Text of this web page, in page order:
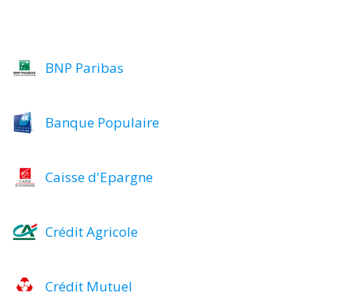
BNP Paribas
Banque Populaire
Caisse d'Epargne
Crédit Agricole
Crédit Mutuel